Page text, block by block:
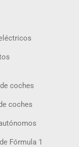
coches
coches
Fórmula 1